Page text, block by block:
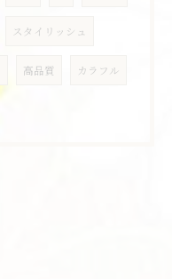
スタイリッシュ
高品質 カラフル